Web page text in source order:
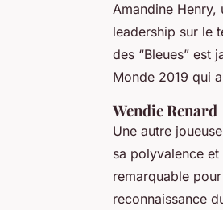
Amandine
leadership sur le
des “Bleues” est
Monde 2019 qui
Wendie Renard
Une autre
sa polyvalence
remarquable
reconnaissance